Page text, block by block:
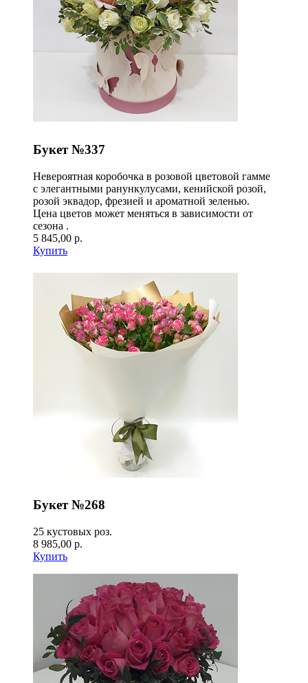
Букет №337
Невероятная коробочка в розовой цветовой гамме
с элегантными ранункулусами, кенийской розой,
розой эквадор, фрезией и ароматной зеленью.
Цена цветов может меняться в зависимости от
сезона .
5 845,00 р.
Купить
Букет №268
25 кустовых роз.
8 985,00 р.
Купить